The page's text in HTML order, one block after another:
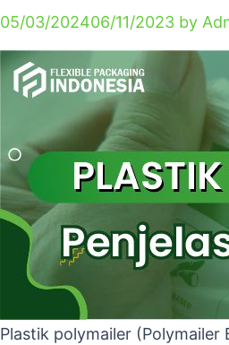
05/03/202406/11/2023 by
Plastik polymailer